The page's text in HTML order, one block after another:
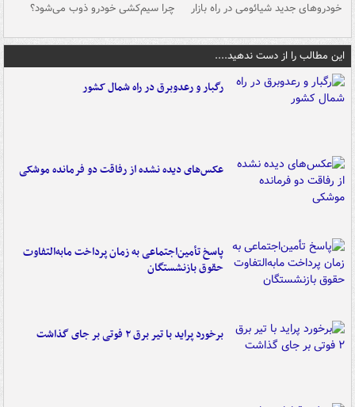
خودروهای جدید شیائومی در راه بازار چرا سیم‌کشی خودرو ذوب می‌شود؟
این مطالب را از دست ندهید....
رگبار و رعدوبرق در راه شمال کشور
عکس‌های دیده نشده از رفاقت دو فرمانده‌ موشکی
پاسخ تأمین‌اجتماعی به زمان پرداخت مابه‌التفاوت
حقوق بازنشستگان
برخورد پراید با تیر برق ۲ فوتی بر جای گذاشت